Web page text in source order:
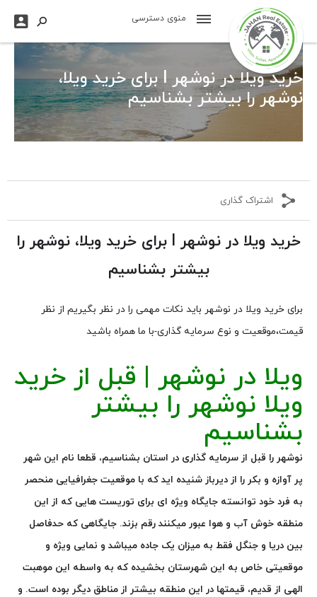
منوی دسترسی 

خرید ویلا در نوشهر l برای خرید ویلا،
نوشهر را بیشتر بشناسیم
اشتراک گذاری
خرید ویلا در نوشهر l برای خرید ویلا، نوشهر را
بیشتر بشناسیم
برای خرید ویلا در نوشهر باید نکات مهمی را در نظر بگیریم از نظر
قیمت،موقعیت و نوع سرمایه گذاری-با ما همراه باشید
ویلا در نوشهر | قبل از خرید
ویلا نوشهر را بیشتر
بشناسیم
نوشهر را قبل از سرمایه گذاری در استان بشناسیم، قطعا نام این شهر
پر آوازه و بکر را از دیرباز شنیده اید که با موقعیت جغرافیایی منحصر
به فرد خود توانسته جایگاه ویژه ای برای توریست هایی که از این
منطقه خوش آب و هوا عبور میکنند رقم بزند. جایگاهی که حدفاصل
بین دریا و جنگل فقط به میزان یک جاده میباشد و نمایی ویژه و
موقعیتی خاص به این شهرستان بخشیده که به واسطه این موهبت
الهی از قدیم، قیمتها در این منطقه بیشتر از مناطق دیگر بوده است. و